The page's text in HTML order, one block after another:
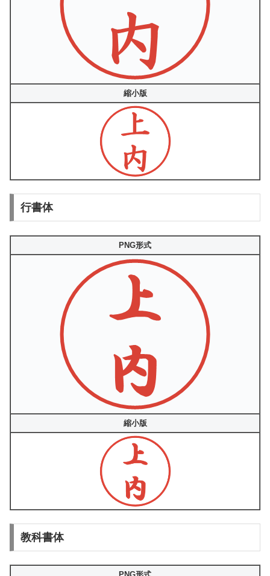
縮小版
行書体
PNG形式
縮小版
教科書体